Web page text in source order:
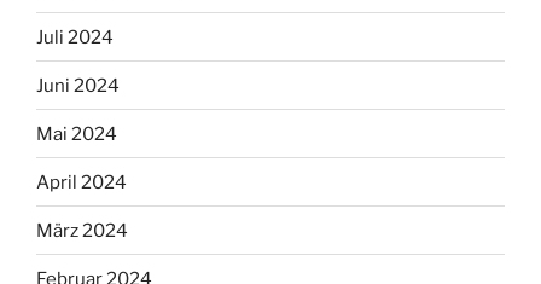
Juli 2024
Juni 2024
Mai 2024
April 2024
März 2024
Februar 2024